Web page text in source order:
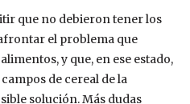
que no debieron tener los
el problema que
y que, en ese estado,
de cereal de la
solución. Más dudas